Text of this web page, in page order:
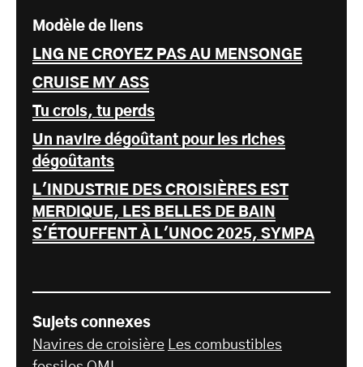
Modèle de liens
LNG NE CROYEZ PAS AU MENSONGE
CRUISE MY ASS
Tu crois, tu perds
Un navire dégoûtant pour les riches
dégoûtants
L'INDUSTRIE DES CROISIÈRES EST
MERDIQUE, LES BELLES DE BAIN
S'ÉTOUFFENT À L'UNOC 2025, SYMPA
Sujets connexes
Navires de croisière Les combustibles